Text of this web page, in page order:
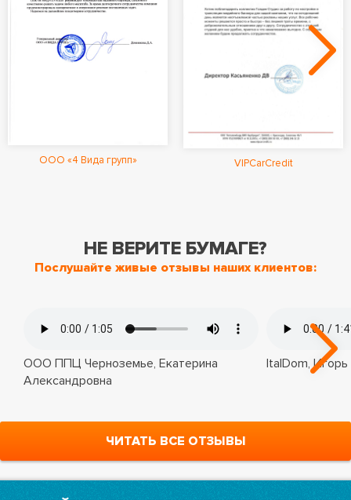
ООО «4 Вида групп» VIPCarCredit
НЕ ВЕРИТЕ БУМАГЕ?
Послушайте живые отзывы наших клиентов:
ООО ППЦ Черноземье, Екатерина
Александровна
ItalDom, Игорь
ЧИТАТЬ ВСЕ ОТЗЫВЫ